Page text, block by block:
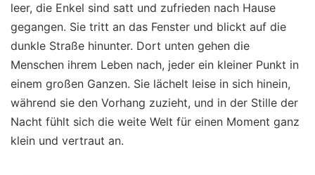
leer, die Enkel sind satt und zufrieden nach Hause
gegangen. Sie tritt an das Fenster und blickt auf die
dunkle Straße hinunter. Dort unten gehen die
Menschen ihrem Leben nach, jeder ein kleiner Punkt in
einem großen Ganzen. Sie lächelt leise in sich hinein,
während sie den Vorhang zuzieht, und in der Stille der
Nacht fühlt sich die weite Welt für einen Moment ganz
klein und vertraut an.